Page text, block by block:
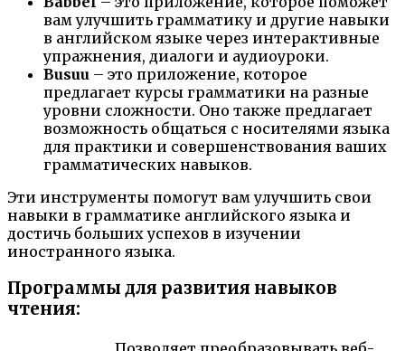
вам улучшить грамматику и другие навыки
в английском языке через интерактивные
упражнения, диалоги и аудиоуроки.
Busuu – это приложение, которое
предлагает курсы грамматики на разные
уровни сложности. Оно также предлагает
возможность общаться с носителями языка
для практики и совершенствования ваших
грамматических навыков.
Эти инструменты помогут вам улучшить свои
навыки в грамматике английского языка и
достичь больших успехов в изучении
иностранного языка.
Программы для развития навыков
чтения: